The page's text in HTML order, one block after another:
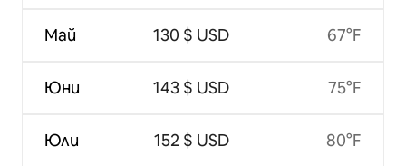
Май
Юни
Юли
130 $ USD
143 $ USD
152 $ USD
67°F
75°F
80°F